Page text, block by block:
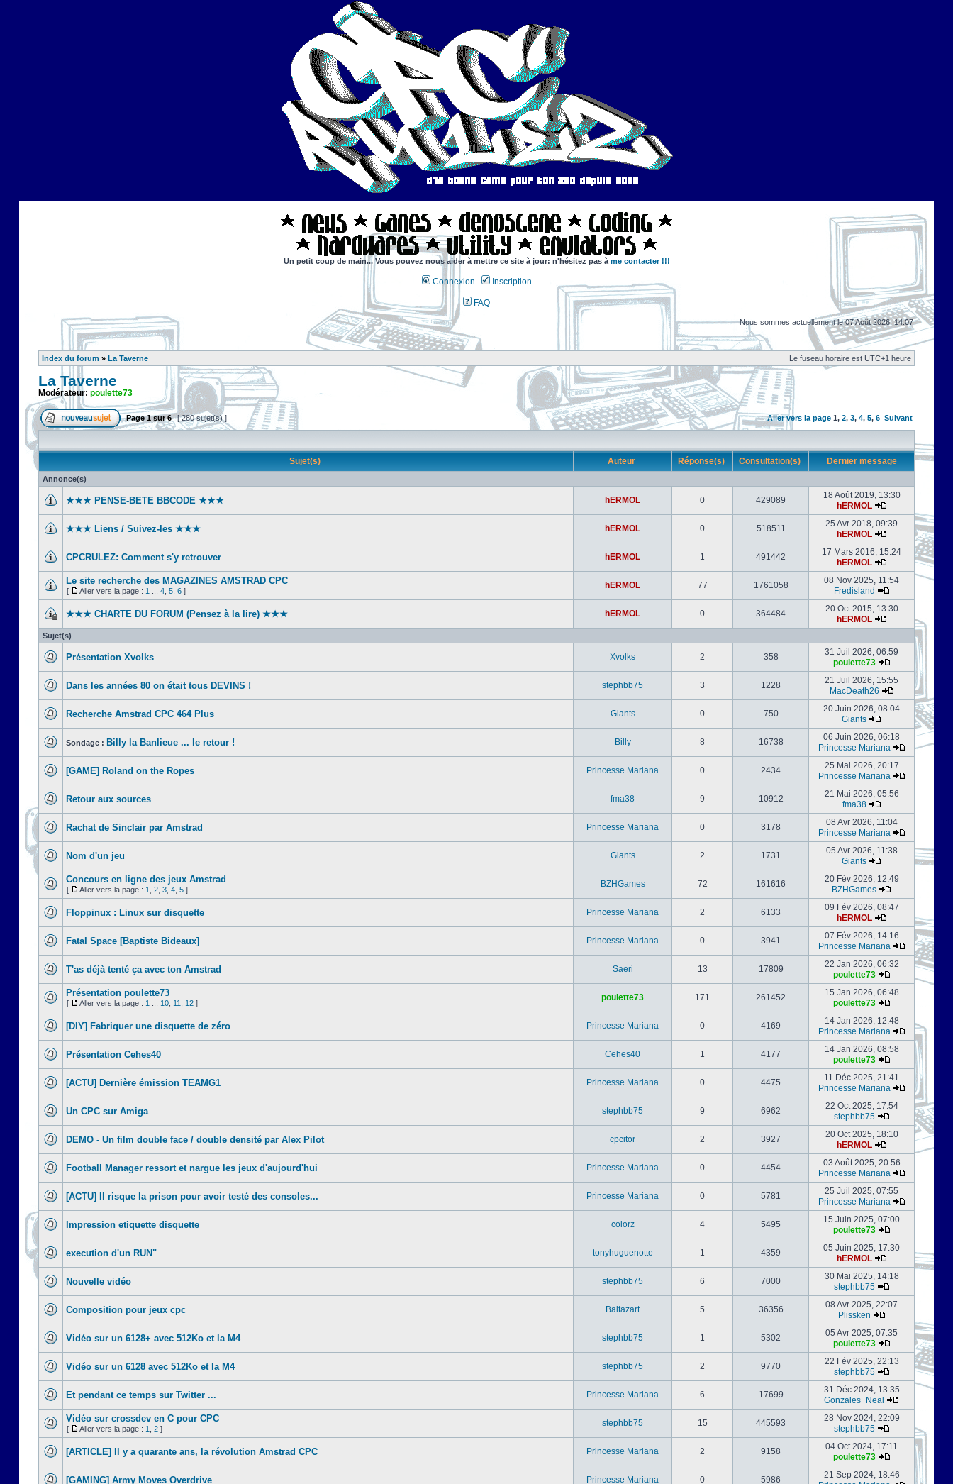
Un petit coup de main... Vous pouvez nous aider à mettre ce site à jour: n'hésitez pas à me contacter !!!
Connexion Inscription
FAQ
Nous sommes actuellement le 07 Août 2026, 14:07
Index du forum » La Taverne Le fuseau horaire est UTC+1 heure
La Taverne
Modérateur: poulette73
Page1sur6 [ 280 sujet(s) ] Aller vers la page 1, 2, 3, 4, 5, 6 Suivant
Sujet(s) Auteur Réponse(s) Consultation(s) Dernier message
Annonce(s)
★★★ PENSE-BETE BBCODE ★★★ hERMOL 0 429089
18 Août 2019, 13:30
hERMOL
★★★ Liens / Suivez-les ★★★ hERMOL 0 518511
25 Avr 2018, 09:39
hERMOL
CPCRULEZ: Comment s'y retrouver‎ hERMOL 1 491442
17 Mars 2016, 15:24
hERMOL
Le site recherche des MAGAZINES AMSTRAD CPC
[ Aller vers la page : 1 4 5 6 ]
hERMOL 77 1761058
08 Nov 2025, 11:54
Fredisland
★★★ CHARTE DU FORUM (Pensez à la lire) ★★★ hERMOL 0 364484
20 Oct 2015, 13:30
hERMOL
Sujet(s)
Présentation Xvolks Xvolks 2 358
31 Juil 2026, 06:59
poulette73
Dans les années 80 on était tous DEVINS ! stephbb75 3 1228
21 Juil 2026, 15:55
MacDeath26
Recherche Amstrad CPC 464 Plus Giants 0 750
20 Juin 2026, 08:04
Giants
Sondage : Billy la Banlieue ... le retour ! Billy 8 16738
06 Juin 2026, 06:18
Princesse Mariana
[GAME] Roland on the Ropes Princesse Mariana 0 2434
25 Mai 2026, 20:17
Princesse Mariana
Retour aux sources fma38 9 10912
21 Mai 2026, 05:56
fma38
Rachat de Sinclair par Amstrad Princesse Mariana 0 3178
08 Avr 2026, 11:04
Princesse Mariana
Nom d'un jeu Giants 2 1731
05 Avr 2026, 11:38
Giants
Concours en ligne des jeux Amstrad
[ Aller vers la page : 1 2 3 4 5 ]
BZHGames 72 161616
20 Fév 2026, 12:49
BZHGames
Floppinux : Linux sur disquette Princesse Mariana 2 6133
09 Fév 2026, 08:47
hERMOL
Fatal Space [Baptiste Bideaux] Princesse Mariana 0 3941
07 Fév 2026, 14:16
Princesse Mariana
T'as déjà tenté ça avec ton Amstrad Saeri 13 17809
22 Jan 2026, 06:32
poulette73
Présentation poulette73
[ Aller vers la page : 1 10 11 12 ]
poulette73 171 261452
15 Jan 2026, 06:48
poulette73
[DIY] Fabriquer une disquette de zéro Princesse Mariana 0 4169
14 Jan 2026, 12:48
Princesse Mariana
Présentation Cehes40 Cehes40 1 4177
14 Jan 2026, 08:58
poulette73
[ACTU] Dernière émission TEAMG1 Princesse Mariana 0 4475
11 Déc 2025, 21:41
Princesse Mariana
Un CPC sur Amiga stephbb75 9 6962
22 Oct 2025, 17:54
stephbb75
DEMO - Un film double face / double densité par Alex Pilot cpcitor 2 3927
20 Oct 2025, 18:10
hERMOL
Football Manager ressort et nargue les jeux d'aujourd'hui Princesse Mariana 0 4454
03 Août 2025, 20:56
Princesse Mariana
[ACTU] Il risque la prison pour avoir testé des consoles... Princesse Mariana 0 5781
25 Juil 2025, 07:55
Princesse Mariana
Impression etiquette disquette colorz 4 5495
15 Juin 2025, 07:00
poulette73
execution d'un RUN" tonyhuguenotte 1 4359
05 Juin 2025, 17:30
hERMOL
Nouvelle vidéo stephbb75 6 7000
30 Mai 2025, 14:18
stephbb75
Composition pour jeux cpc Baltazart 5 36356
08 Avr 2025, 22:07
Plissken
Vidéo sur un 6128+ avec 512Ko et la M4 stephbb75 1 5302
05 Avr 2025, 07:35
poulette73
Vidéo sur un 6128 avec 512Ko et la M4 stephbb75 2 9770
22 Fév 2025, 22:13
stephbb75
Et pendant ce temps sur Twitter ... Princesse Mariana 6 17699
31 Déc 2024, 13:35
Gonzales_Neal
Vidéo sur crossdev en C pour CPC
[ Aller vers la page : 1 2 ]
stephbb75 15 445593
28 Nov 2024, 22:09
stephbb75
[ARTICLE] Il y a quarante ans, la révolution Amstrad CPC Princesse Mariana 2 9158
04 Oct 2024, 17:11
poulette73
[GAMING] Army Moves Overdrive Princesse Mariana 0 5986
21 Sep 2024, 18:46